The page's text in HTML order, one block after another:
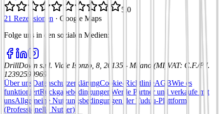
5,0
21 Rezensionen · Google Maps
Folge uns in den sozialen Medien:
DrillDown s.r.l. Viale Isonzo, 8, 20135 - Milano (MI) VAT: C.F./P.I.
12392590969
Über uns DatenschutzerklärungCookie-RichtlinieAGBWie es
funktioniertRückgabebedingungen Werde Partner und verkaufe mit
unsAllgemeine Nutzungsbedingungen der Tuduu-Plattform
(Professionelle Nutzer)